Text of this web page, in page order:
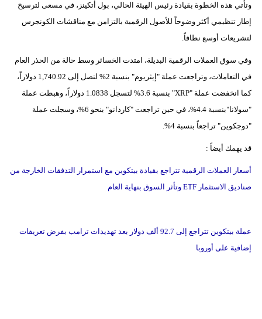
وتأتي هذه الخطوة بقيادة رئيس الهيئة الحالي، بول أتكينز، في مسعى لترسيخ
إطار تنظيمي أكثر وضوحاً للأصول الرقمية بالتزامن مع مناقشات الكونجرس
لتشريعات أوسع نطاقاً.
وفي سوق العملات الرقمية البديلة، امتدت الخسائر وسط حالة من الحذر العام
في التعاملات، وتراجعت عملة "إيثريوم" بنسبة 2% لتصل إلى 1,740.92 دولاراً،
كما انخفضت عملة "XRP" بنسبة 3.6% لتسجل 1.0838 دولاراً، وهبطت عملة
"سولانا"بنسبة 4.4%، في حين تراجعت "كاردانو" بنحو 6%، وسجلت عملة
"دوجكوين" تراجعاً بنسبة 4%.
قد يهمك أيضاً :
أسعار العملات الرقمية تتراجع بقيادة بيتكوين مع استمرار التدفقات الخارجة من
صناديق الاستثمار ETF وتأثر السوق بنهاية العام
عملة بيتكوين تتراجع إلى 92.7 ألف دولار بعد تهديدات ترامب بفرض تعريفات
إضافية على أوروبا